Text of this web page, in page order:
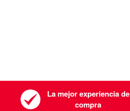
La mejor experiencia de
compra